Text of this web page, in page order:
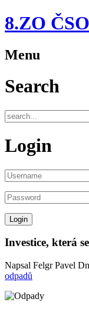
8.ZO
Menu
Search
Login
Investice, která
Napsal Felgr Pavel
odpadů